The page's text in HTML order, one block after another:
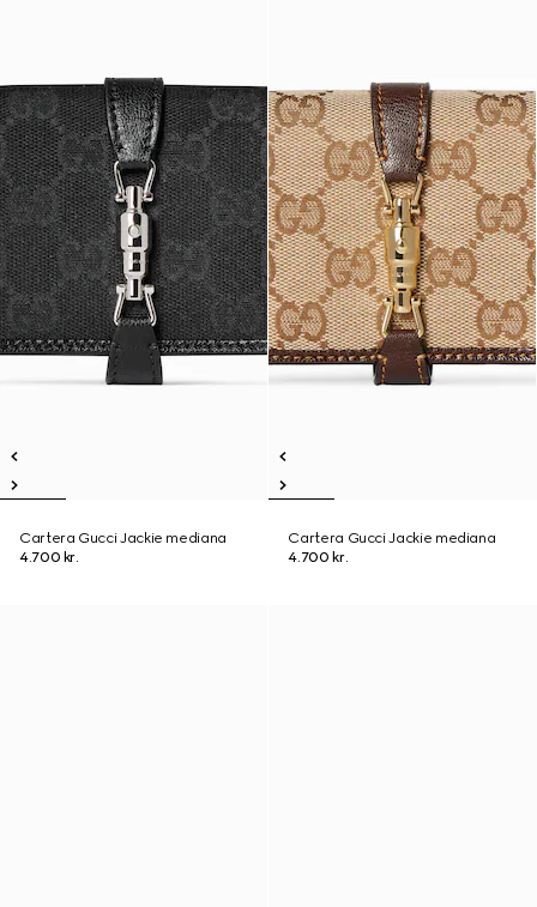
Cartera Gucci Jackie mediana
4.700 kr.
Cartera Gucci Jackie mediana
4.700 kr.